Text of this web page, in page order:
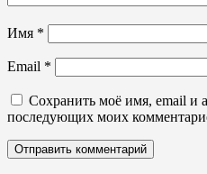
Имя *
Email *
Сохранить моё имя, email и
последующих моих